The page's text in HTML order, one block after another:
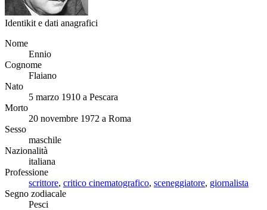
Identikit e dati anagrafici
Nome
Ennio
Cognome
Flaiano
Nato
5 marzo 1910 a Pescara
Morto
20 novembre 1972 a Roma
Sesso
maschile
Nazionalità
italiana
Professione
scrittore, critico cinematografico, sceneggiatore, giornalista
Segno zodiacale
Pesci